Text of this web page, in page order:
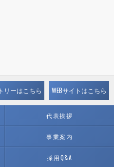
リーはこちら WEBサイトはこちら
代表挨拶
事業案内
採用Q&A